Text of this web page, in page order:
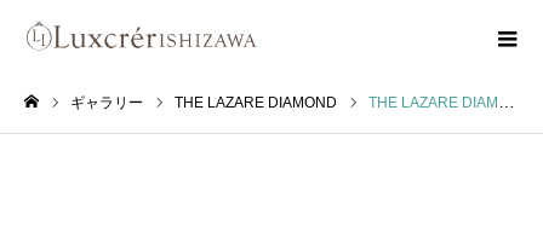
ギャラリー THE LAZARE DIAMOND THE LAZARE DIAMOND カシオペア CASSIOPEIA